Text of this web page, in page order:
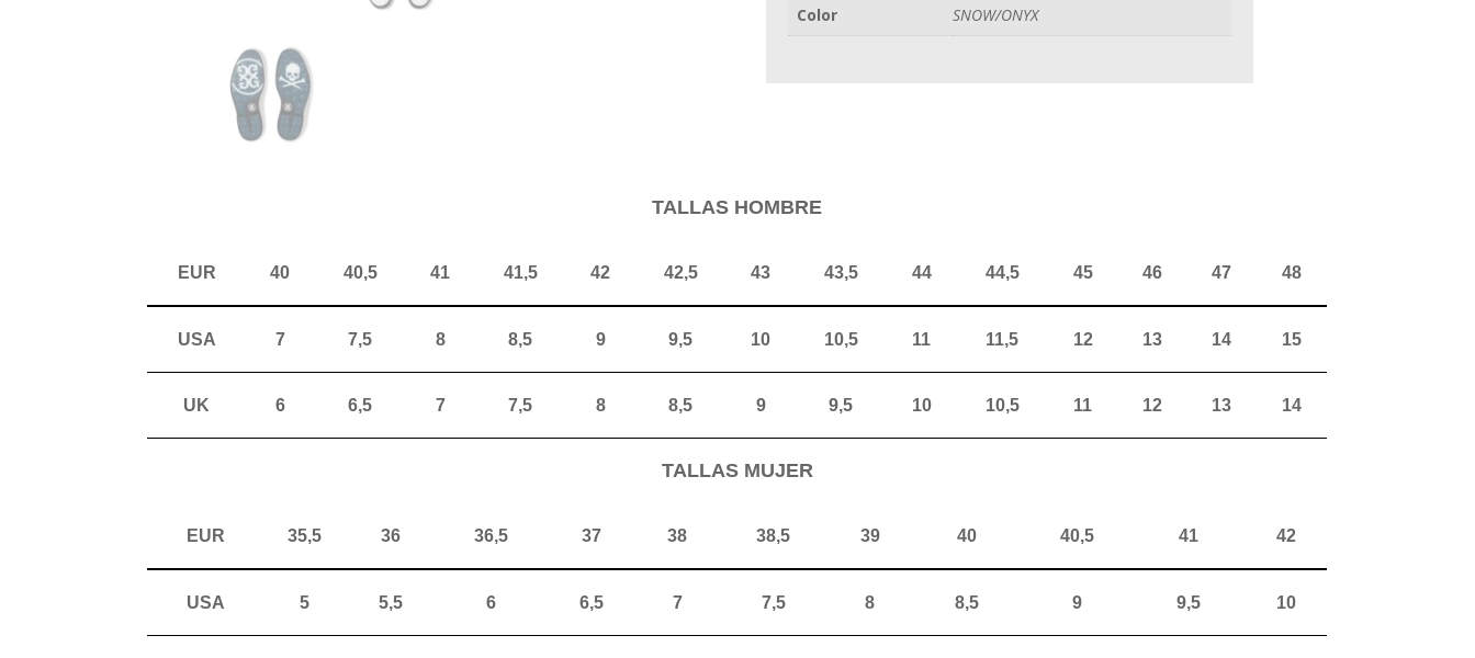
Color
SNOW/ONYX
TALLAS HOMBRE
EUR 40 40,5 41 41,5 42 42,5 43 43,5 44 44,5 45 46 47 48
USA 7 7,5 8 8,5 9 9,5 10 10,5 11 11,5 12 13 14 15
UK 6 6,5 7 7,5 8 8,5 9 9,5 10 10,5 11 12 13 14
TALLAS MUJER
EUR 35,5 36 36,5 37 38 38,5 39 40 40,5 41 42
USA 5 5,5 6 6,5 7 7,5 8 8,5 9 9,5 10